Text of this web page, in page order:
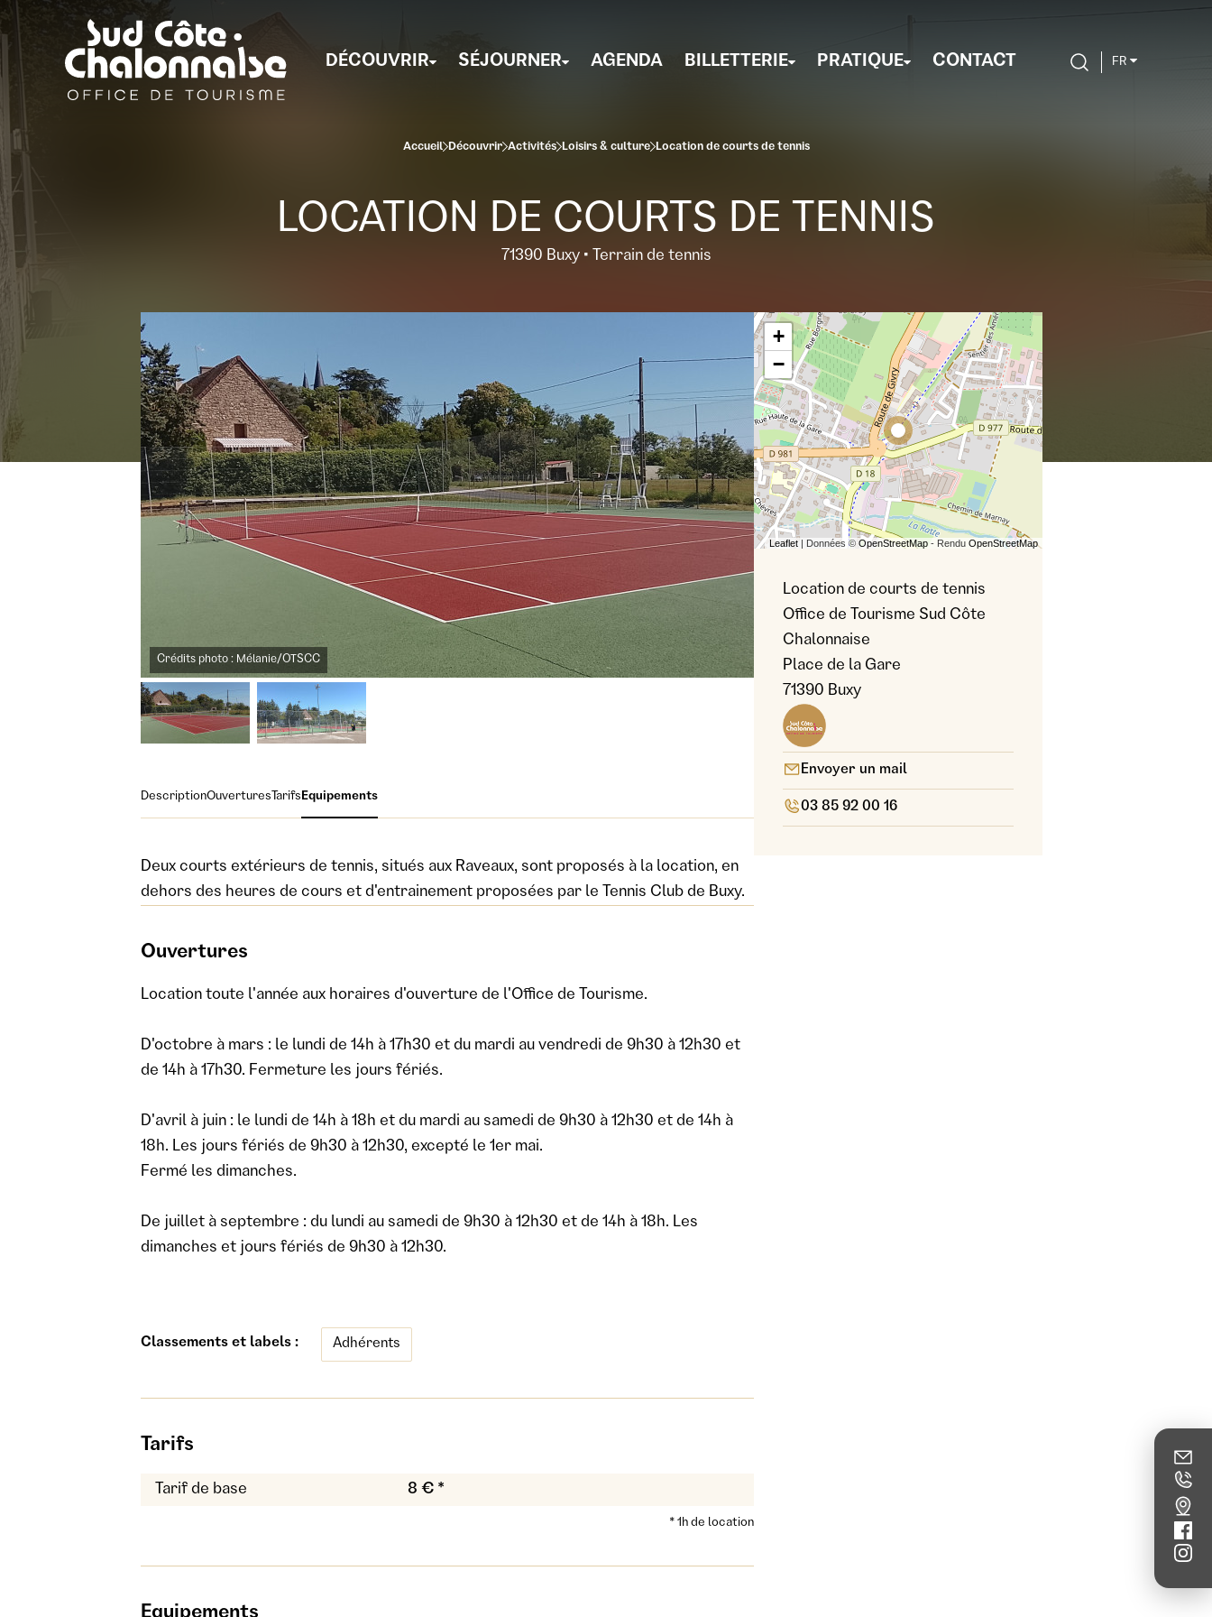
DÉCOUVRIR SÉJOURNER AGENDA BILLETTERIE PRATIQUE CONTACT FR
Accueil Découvrir Activités Loisirs & culture Location de courts de tennis
LOCATION DE COURTS DE TENNIS
71390 Buxy • Terrain de tennis
Crédits photo : Mélanie/OTSCC Crédits photo : Mélanie/OTSCC
DescriptionOuvertures TarifsEquipements
Deux courts extérieurs de tennis, situés aux Raveaux, sont proposés à la location, en
dehors des heures de cours et d'entrainement proposées par le Tennis Club de Buxy.
Ouvertures
Location toute l'année aux horaires d'ouverture de l'Office de Tourisme.
D'octobre à mars : le lundi de 14h à 17h30 et du mardi au vendredi de 9h30 à 12h30 et
de 14h à 17h30. Fermeture les jours fériés.
D'avril à juin : le lundi de 14h à 18h et du mardi au samedi de 9h30 à 12h30 et de 14h à
18h. Les jours fériés de 9h30 à 12h30, excepté le 1er mai.
Fermé les dimanches.
De juillet à septembre : du lundi au samedi de 9h30 à 12h30 et de 14h à 18h. Les
dimanches et jours fériés de 9h30 à 12h30.
Classements et labels : Adhérents
Tarifs
Tarif de base 8 € *
* 1h de location
+
−
Leaflet | Données © OpenStreetMap - Rendu OpenStreetMap
Location de courts de tennis
Office de Tourisme Sud Côte
Chalonnaise
Place de la Gare
71390 Buxy
Envoyer un mail
03 85 92 00 16